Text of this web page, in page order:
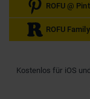
ROFU @
ROFU
Kostenlos für iOS